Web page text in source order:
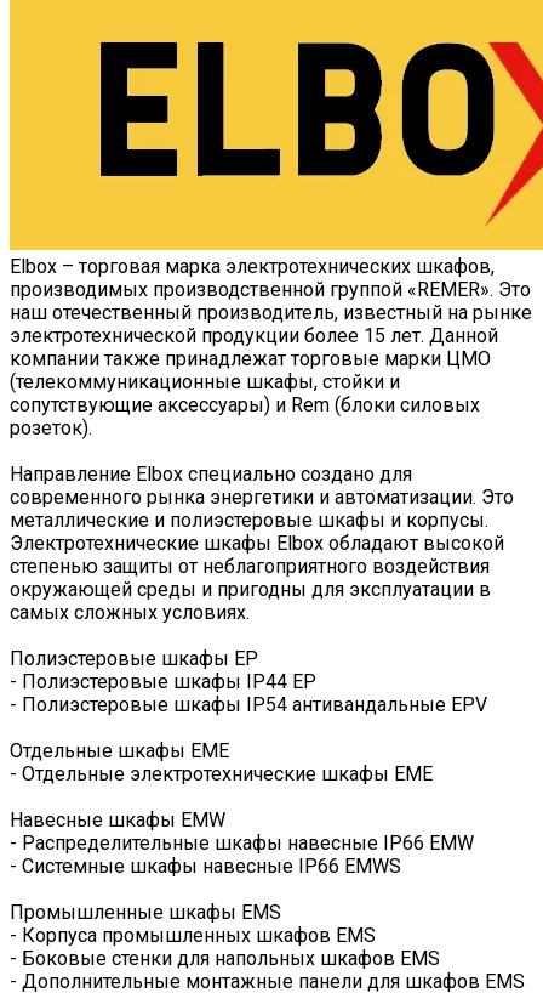
Elbox – торговая марка электротехнических шкафов,
производимых производственной группой «REMER». Это
наш отечественный производитель, известный на рынке
электротехнической продукции более 15 лет. Данной
компании также принадлежат торговые марки ЦМО
(телекоммуникационные шкафы, стойки и
сопутствующие аксессуары) и Rem (блоки силовых
розеток).
Направление Elbox специально создано для
современного рынка энергетики и автоматизации. Это
металлические и полиэстеровые шкафы и корпусы.
Электротехнические шкафы Elbox обладают высокой
степенью защиты от неблагоприятного воздействия
окружающей среды и пригодны для эксплуатации в
самых сложных условиях.
Полиэстеровые шкафы EP
- Полиэстеровые шкафы IP44 EP
- Полиэстеровые шкафы IP54 антивандальные EPV
Отдельные шкафы EME
- Отдельные электротехнические шкафы EME
Навесные шкафы EMW
- Распределительные шкафы навесные IP66 EMW
- Системные шкафы навесные IP66 EMWS
Промышленные шкафы EMS
- Корпуса промышленных шкафов EMS
- Боковые стенки для напольных шкафов EMS
- Дополнительные монтажные панели для шкафов EMS